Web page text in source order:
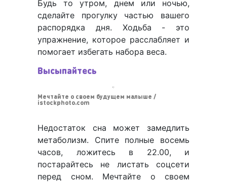
Будь то утром, днем ​​или ночью,
сделайте прогулку частью вашего
распорядка дня. Ходьба - это
упражнение, которое расслабляет и
помогает избегать набора веса.
Высыпайтесь
Мечтайте о своем будущем малыше /
istockphoto.com
Недостаток сна может замедлить
метаболизм. Спите полные восемь
часов, ложитесь в 22.00, и
постарайтесь не листать соцсети
перед сном. Мечтайте о своем